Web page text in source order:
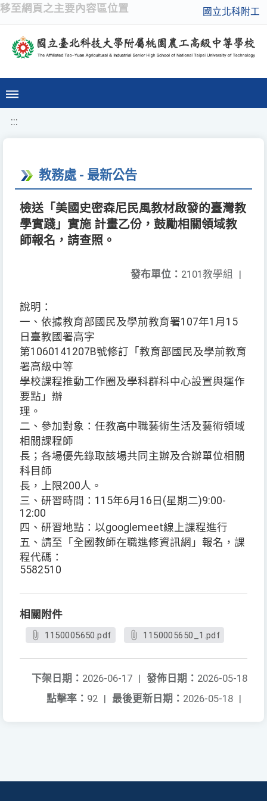
移至網頁之主要內容區位置 國立北科附工
:::
教務處 - 最新公告
檢送「美國史密森尼民風教材啟發的臺灣教
學實踐」實施 計畫乙份，鼓勵相關領域教
師報名，請查照。
發布單位： 2101教學組 |
說明：
一、依據教育部國民及學前教育署107年1月15
日臺教國署高字
第1060141207B號修訂「教育部國民及學前教育
署高級中等
學校課程推動工作圈及學科群科中心設置與運作
要點」辦
理。
二、參加對象：任教高中職藝術生活及藝術領域
相關課程師
長；各場優先錄取該場共同主辦及合辦單位相關
科目師
長，上限200人。
三、研習時間：115年6月16日(星期二)9:00-
12:00
四、研習地點：以googlemeet線上課程進行
五、請至「全國教師在職進修資訊網」報名，課
程代碼：
5582510
相關附件
1150005650.pdf 1150005650_1.pdf
發佈日期： 2026-05-18
下架日期： 2026-06-17 |
最後更新日期： 2026-05-18 |
點擊率： 92 |